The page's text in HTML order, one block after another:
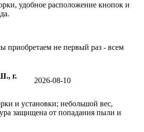
удобное расположение кнопок и
приобретаем не первый раз - всем
г.
2026-08-10
и установки; небольшой вес,
защищена от попадания пыли и